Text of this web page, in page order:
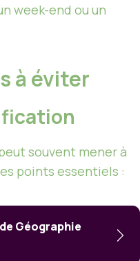
week-end ou un
à éviter
souvent mener à
points essentiels :
Géographie